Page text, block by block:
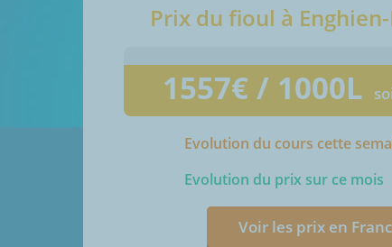
Prix du fioul à
1557€ / 1000L
Evolution du cours cette
Evolution du prix sur ce mois
Voir les prix en